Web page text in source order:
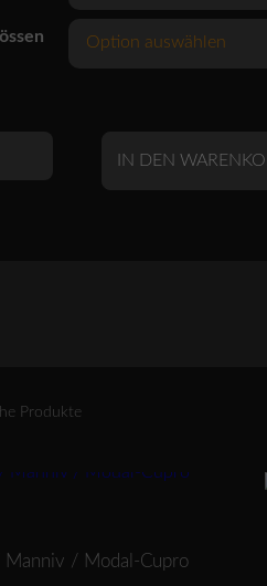
IN DEN
Produkte
Dieses Produkt weist mehrere Varianten auf. Die Optionen können auf der Produktseite gewählt werden
/ Modal-Cupro